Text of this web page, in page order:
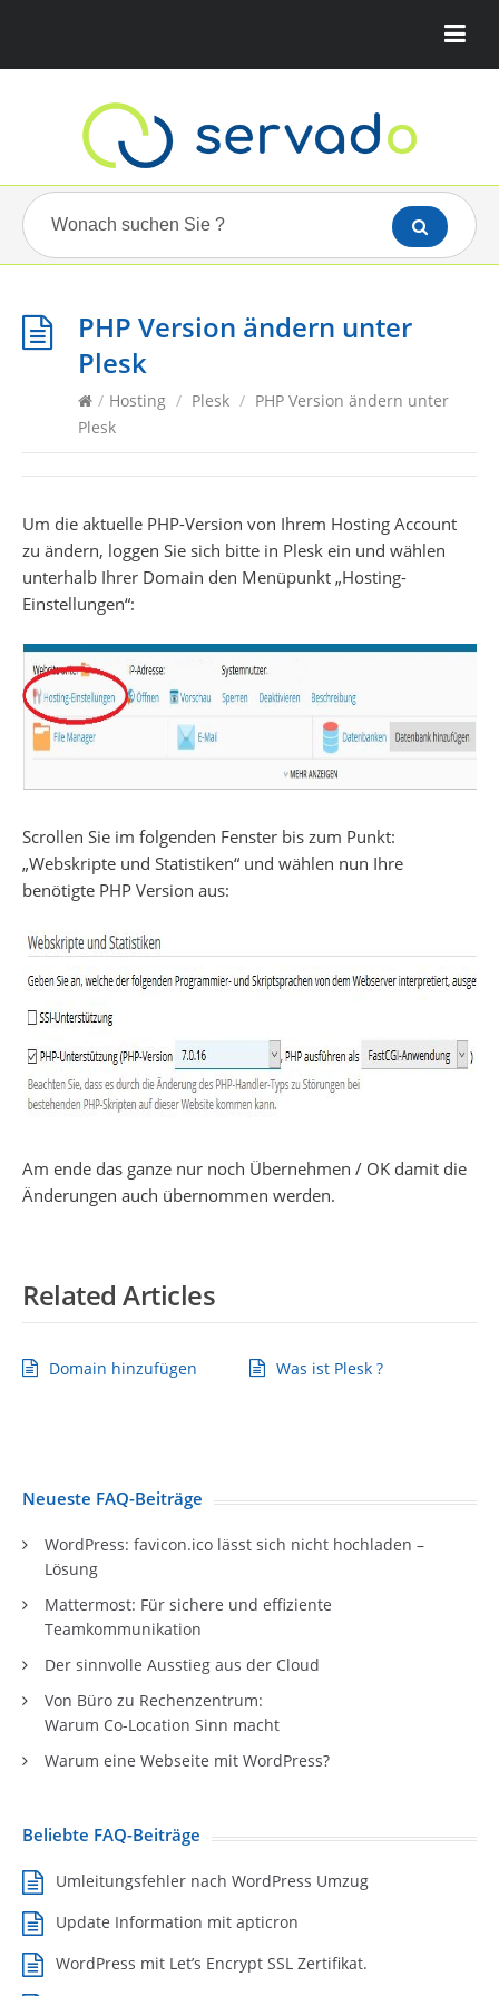
PHP Version ändern unter
Plesk
/ Hosting / Plesk / PHP Version ändern unter
Plesk
Um die aktuelle PHP-Version von Ihrem Hosting Account
zu ändern, loggen Sie sich bitte in Plesk ein und wählen
unterhalb Ihrer Domain den Menüpunkt „Hosting-
Einstellungen“:
Scrollen Sie im folgenden Fenster bis zum Punkt:
„Webskripte und Statistiken“ und wählen nun Ihre
benötigte PHP Version aus:
Am ende das ganze nur noch Übernehmen / OK damit die
Änderungen auch übernommen werden.
Related Articles
Domain hinzufügen Was ist Plesk ?
Neueste FAQ-Beiträge
WordPress: favicon.ico lässt sich nicht hochladen –
Lösung
Mattermost: Für sichere und effiziente
Teamkommunikation
Der sinnvolle Ausstieg aus der Cloud
Von Büro zu Rechenzentrum:
Warum Co-Location Sinn macht
Warum eine Webseite mit WordPress?
Beliebte FAQ-Beiträge
Umleitungsfehler nach WordPress Umzug
Update Information mit apticron
WordPress mit Let’s Encrypt SSL Zertifikat.